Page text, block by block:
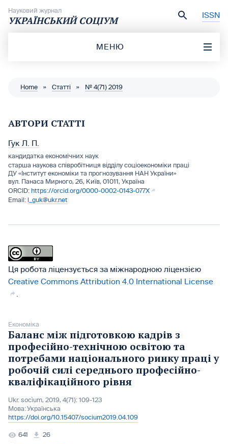
Науковий журнал
УКРАЇНСЬКИЙ СОЦІУМ ISSN
МЕНЮ
Home » Статті » № 4(71) 2019
АВТОРИ СТАТТІ
Гук Л. П.
кандидатка економічних наук
старша наукова співробітниця відділу соціоекономіки праці
ДУ «Інститут економіки та прогнозування НАН України»
вул. Панаса Мирного, 26, Київ, 01011, Україна
https://orcid.org/0000-0002-0143-077X
l_guk@ukr.net
Ця робота ліцензується за міжнародною ліцензією
Creative Commons Attribution 4.0 International License
Економіка
Баланс між підготовкою кадрів з
професійно-технічною освітою та
потребами національного ринку праці у
робочій силі середнього професійно-
кваліфікаційного рівня
Ukr. socìum, 2019, 4(71): 109-123
Мова:Українська
https://doi.org/10.15407/socium2019.04.109
641
26